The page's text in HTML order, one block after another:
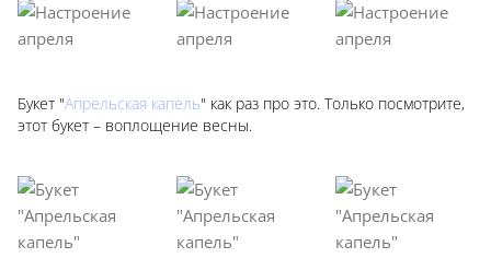
Букет "Апрельская капель" как раз про это. Только посмотрите,
этот букет – воплощение весны.